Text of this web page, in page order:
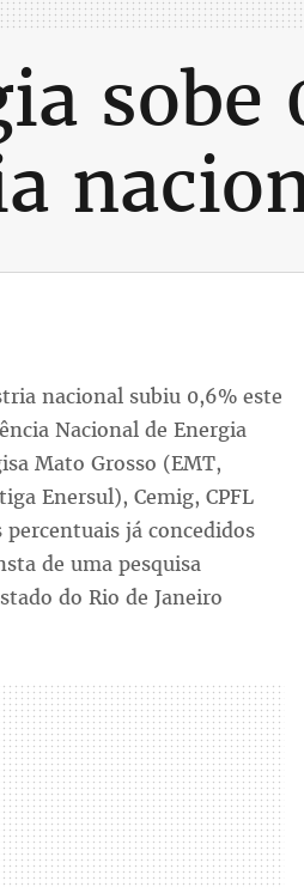
nacional subiu 0,6% este
Nacional de Energia
Mato Grosso (EMT,
Enersul), Cemig, CPFL
já concedidos
de uma pesquisa
do Rio de Janeiro